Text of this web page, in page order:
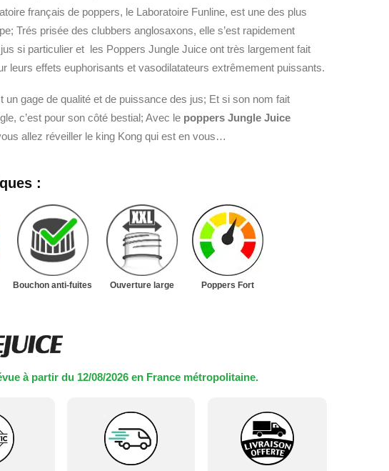
français de poppers, le Laboratoire Funline, est une des plus
Trés prisée des clubbers anglosaxons, elle s’est rapidement
si particulier et les Poppers Jungle Juice ont très largement fait
leurs effets euphorisants et vasodilatateurs extrêmement puissants.
un gage de qualité et de puissance des jus; Et si son nom fait
c’est pour son côté bestial; Avec le poppers Jungle Juice
allez réveiller le king Kong qui est en vous…
:
Bouchon anti-fuites Ouverture large Poppers Fort
à partir du 12/08/2026 en France métropolitaine.